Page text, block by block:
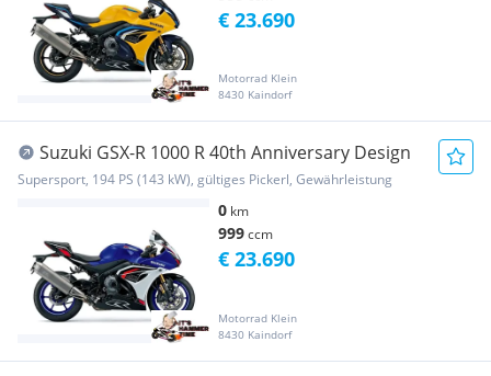
Motorrad Klein
8430 Kaindorf
€ 23.690
Suzuki GSX-R 1000 R 40th Anniversary Design
Supersport, 194 PS (143 kW), gültiges Pickerl, Gewährleistung
0 km
999ccm
Motorrad Klein
8430 Kaindorf
€ 23.690